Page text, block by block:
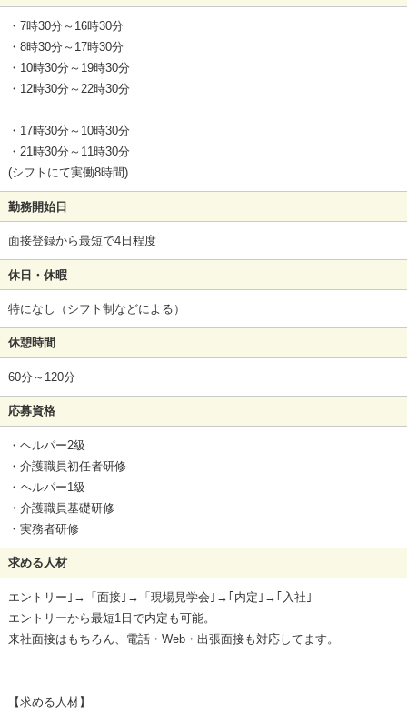
・7時30分～16時30分
・8時30分～17時30分
・10時30分～19時30分
・12時30分～22時30分
・17時30分～10時30分
・21時30分～11時30分
(シフトにて実働8時間)
勤務開始日
面接登録から最短で4日程度
休日・休暇
特になし（シフト制などによる）
休憩時間
60分～120分
応募資格
・ヘルパー2級
・介護職員初任者研修
・ヘルパー1級
・介護職員基礎研修
・実務者研修
求める人材
エントリー｣→「面接｣→「現場見学会｣→｢内定｣→｢入社｣
エントリーから最短1日で内定も可能。
来社面接はもちろん、電話・Web・出張面接も対応してます。
【求める人材】